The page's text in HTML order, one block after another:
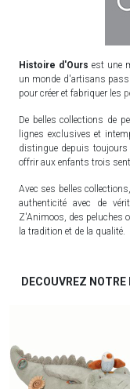
Histoire d'Ours est une
un monde d'artisans
pour créer et fabriquer les
De belles collections de
lignes exclusives et
distingue depuis toujours
offrir aux enfants trois
Avec ses belles collections,
authenticité avec de
Z'Animoos, des peluches
la tradition et de la qualité.
DECOUVREZ